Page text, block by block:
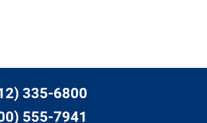
335-6800
555-7941